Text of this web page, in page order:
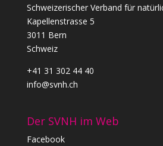
Schweizerischer Verband für
Kapellenstrasse 5
3011 Bern
Schweiz
+41 31 302 44 40
info@svnh.ch
Der SVNH im Web
Facebook